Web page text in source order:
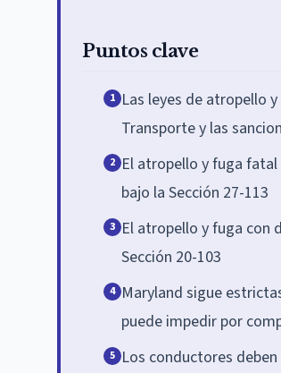
Puntos clave
1 Las leyes de atropello
Transporte y las
2 El atropello y fuga
bajo la Sección 27-113
3 El atropello y fuga con
Sección 20-103
4 Maryland sigue
puede impedir por
5 Los conductores